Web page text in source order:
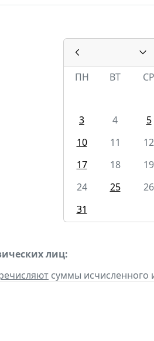
ПН
ВТ СР
3
4 5
10
11 12
17
18 19
24
25 26
31
лиц:
суммы исчисленного